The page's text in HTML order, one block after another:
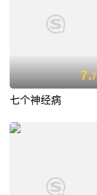
7.7
七个神经病